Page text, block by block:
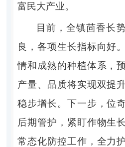
富民大产业。
目前，全镇茴香长
良，各项生长指标向好
情和成熟的种植体系，
产量、品质将实现双提
稳步增长。下一步，位
后期管护，紧盯作物生
常态化防控工作，全力